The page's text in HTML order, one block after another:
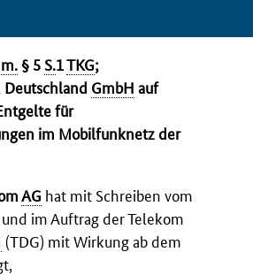
§ 5 S.1 TKG;
GmbH auf
für
im Mobilfunknetz der
AG hat mit Schreiben vom
im Auftrag der Telekom
(TDG) mit Wirkung ab dem